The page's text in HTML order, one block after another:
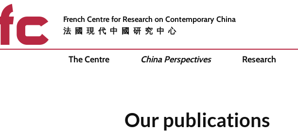
French Centre for Research on Contemporary China
法國現代中國研究中心
The Centre China Perspectives Research
Our publications